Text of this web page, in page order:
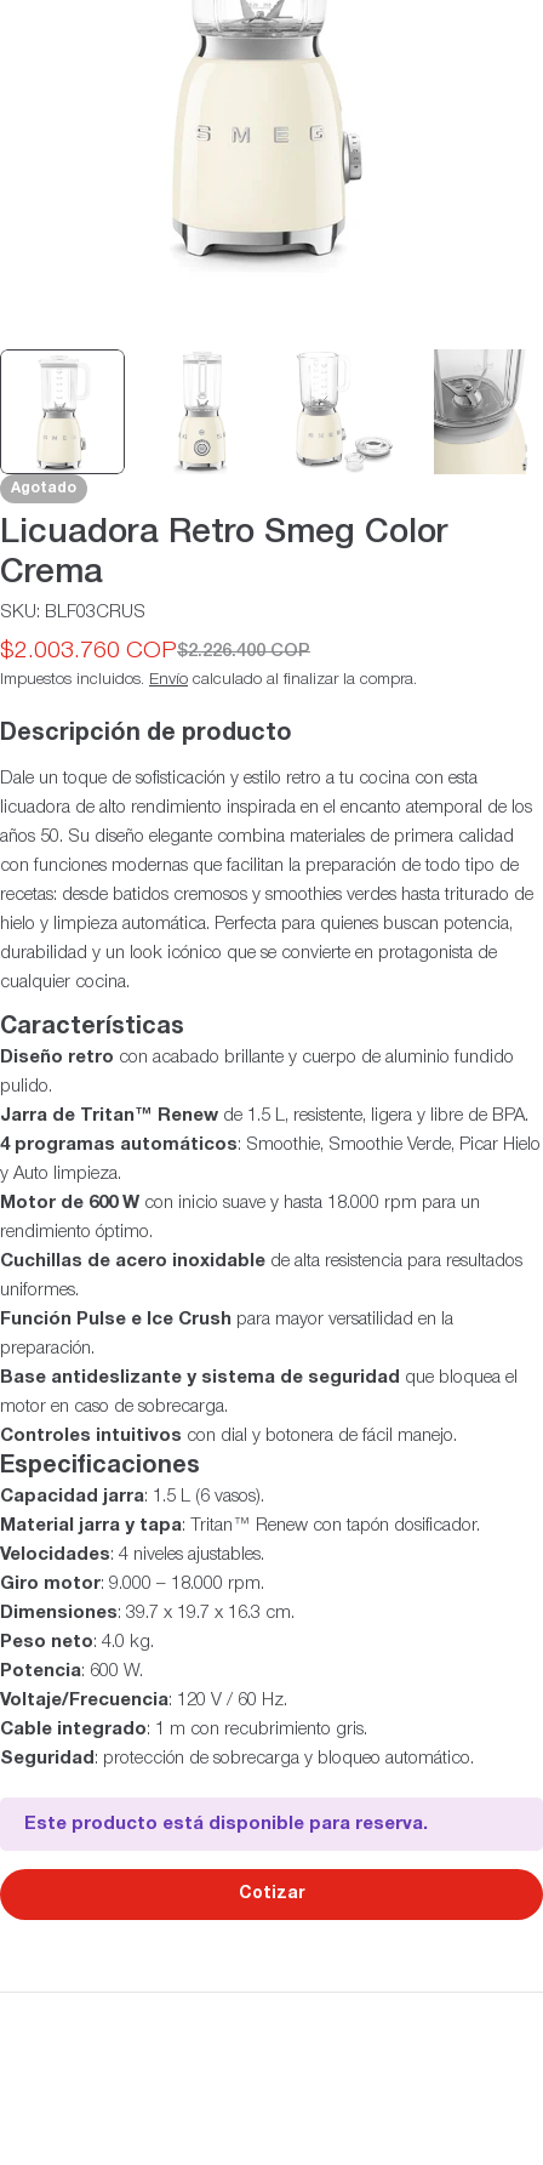
medios 0 en modal
Agotado
Licuadora Retro Smeg Color
Crema
SKU: BLF03CRUS
Precio
de
$2.003.760 COP
Precio
habitual
$2.226.400 COP
Impuestos incluidos. Envío calculado al finalizar la compra.
Descripción de producto
Dale un toque de sofisticación y estilo retro a tu cocina con esta
licuadora de alto rendimiento inspirada en el encanto atemporal de los
años 50. Su diseño elegante combina materiales de primera calidad
con funciones modernas que facilitan la preparación de todo tipo de
recetas: desde batidos cremosos y smoothies verdes hasta triturado de
hielo y limpieza automática. Perfecta para quienes buscan potencia,
durabilidad y un look icónico que se convierte en protagonista de
cualquier cocina.
Características
Diseño retro con acabado brillante y cuerpo de aluminio fundido
pulido.
Jarra de Tritan™ Renew de 1.5 L, resistente, ligera y libre de BPA.
4 programas automáticos: Smoothie, Smoothie Verde, Picar Hielo
y Auto limpieza.
Motor de 600 W con inicio suave y hasta 18.000 rpm para un
rendimiento óptimo.
Cuchillas de acero inoxidable de alta resistencia para resultados
uniformes.
Función Pulse e Ice Crush para mayor versatilidad en la
preparación.
Base antideslizante y sistema de seguridad que bloquea el
motor en caso de sobrecarga.
Controles intuitivos con dial y botonera de fácil manejo.
Especificaciones
Capacidad jarra: 1.5 L (6 vasos).
Material jarra y tapa: Tritan™ Renew con tapón dosificador.
Velocidades: 4 niveles ajustables.
Giro motor: 9.000 – 18.000 rpm.
Dimensiones: 39.7 x 19.7 x 16.3 cm.
Peso neto: 4.0 kg.
Potencia: 600 W.
Voltaje/Frecuencia: 120 V / 60 Hz.
Cable integrado: 1 m con recubrimiento gris.
Seguridad : protección de sobrecarga y bloqueo automático.
Este producto está disponible para reserva.
Cotizar